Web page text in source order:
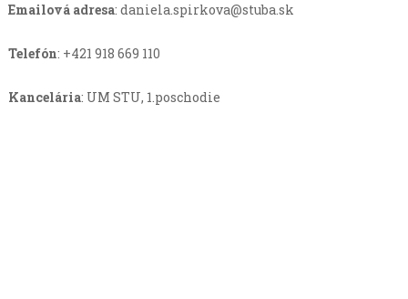
Emailová adresa: daniela.spirkova@stuba.sk
Telefón: +421 918 669 110
Kancelária: UM STU, 1.poschodie